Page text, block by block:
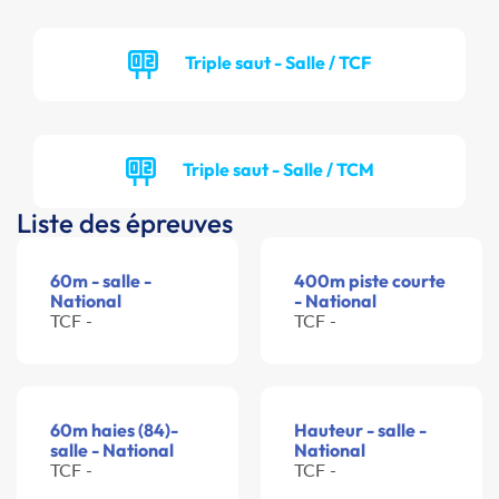
Triple saut - Salle / TCF
Triple saut - Salle / TCM
Liste des épreuves
60m - salle -
National
TCF -
400m piste courte
- National
TCF -
60m haies (84)-
salle - National
TCF -
Hauteur - salle -
National
TCF -